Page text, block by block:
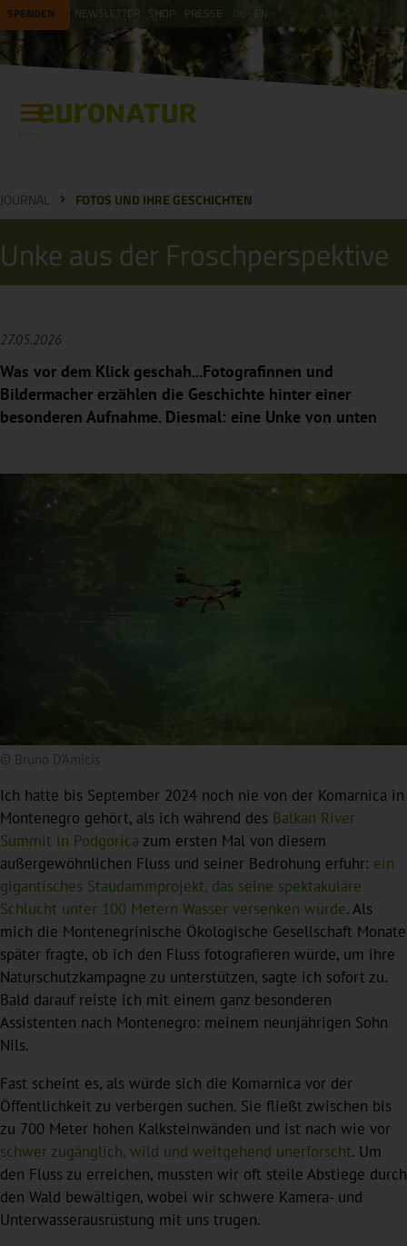
SPENDEN NEWSLETTER SHOP PRESSE EN
JOURNAL FOTOS UND IHRE GESCHICHTEN
Unke aus der Froschperspektive
27.05.2026
Was vor dem Klick geschah...Fotografinnen und
Bildermacher erzählen die Geschichte hinter einer
besonderen Aufnahme. Diesmal: eine Unke von unten
© Bruno D'Amicis
Ich hatte bis September 2024 noch nie von der Komarnica in
Montenegro gehört, als ich während des Balkan River
Summit in Podgorica zum ersten Mal von diesem
außergewöhnlichen Fluss und seiner Bedrohung erfuhr: ein
gigantisches Staudammprojekt, das seine spektakuläre
Schlucht unter 100 Metern Wasser versenken würde. Als
mich die Montenegrinische Ökologische Gesellschaft Monate
später fragte, ob ich den Fluss fotografieren würde, um ihre
Naturschutzkampagne zu unterstützen, sagte ich sofort zu.
Bald darauf reiste ich mit einem ganz besonderen
Assistenten nach Montenegro: meinem neunjährigen Sohn
Nils.
Fast scheint es, als würde sich die Komarnica vor der
Öffentlichkeit zu verbergen suchen. Sie fließt zwischen bis
zu 700 Meter hohen Kalksteinwänden und ist nach wie vor
schwer zugänglich, wild und weitgehend unerforscht. Um
den Fluss zu erreichen, mussten wir oft steile Abstiege durch
den Wald bewältigen, wobei wir schwere Kamera- und
Unterwasserausrüstung mit uns trugen.